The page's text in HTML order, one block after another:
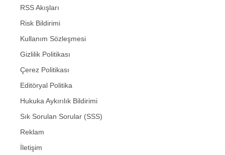
RSS Akışları
Risk Bildirimi
Kullanım Sözleşmesi
Gizlilik Politikası
Çerez Politikası
Editöryal Politika
Hukuka Aykırılık Bildirimi
Sık Sorulan Sorular (SSS)
Reklam
İletişim